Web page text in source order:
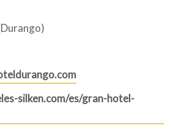
silken.com/es/gran-hotel-